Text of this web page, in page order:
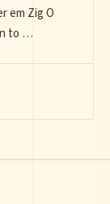
em Zig O
to …